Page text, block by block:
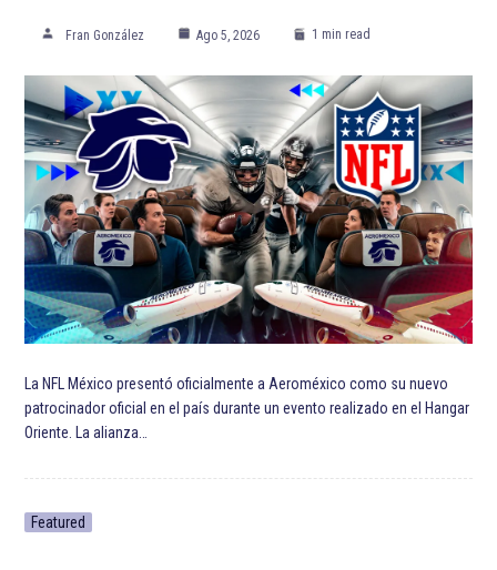
Fran González Ago 5, 2026 1 min read
La NFL México presentó oficialmente a Aeroméxico como su nuevo
patrocinador oficial en el país durante un evento realizado en el Hangar
Oriente. La alianza…
Featured